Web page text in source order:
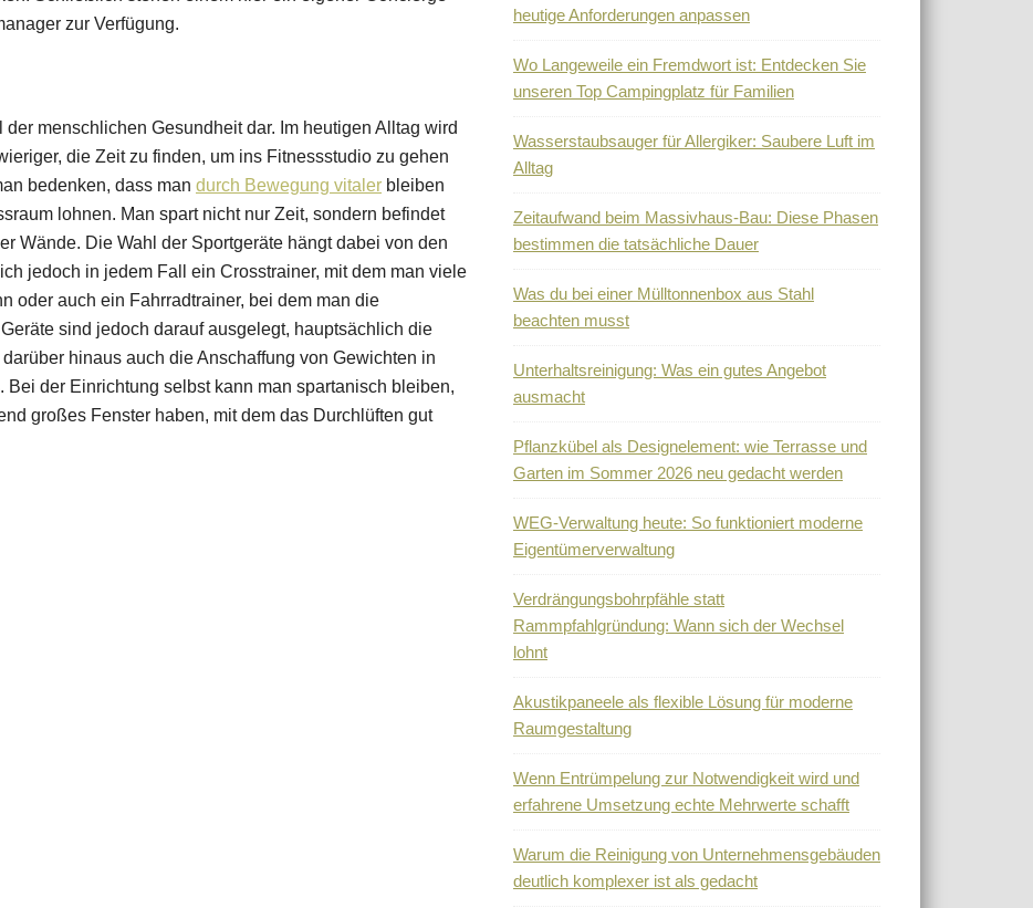
zur Verfügung.
menschlichen Gesundheit dar. Im heutigen Alltag wird
die Zeit zu finden, um ins Fitnessstudio zu gehen
bedenken, dass man durch Bewegung vitaler bleiben
lohnen. Man spart nicht nur Zeit, sondern befindet
Wände. Die Wahl der Sportgeräte hängt dabei von den
jedoch in jedem Fall ein Crosstrainer, mit dem man viele
oder auch ein Fahrradtrainer, bei dem man die
sind jedoch darauf ausgelegt, hauptsächlich die
hinaus auch die Anschaffung von Gewichten in
Bei der Einrichtung selbst kann man spartanisch bleiben,
großes Fenster haben, mit dem das Durchlüften gut
heutige Anforderungen anpassen
Wo Langeweile ein Fremdwort ist: Entdecken Sie
unseren Top Campingplatz für Familien
Wasserstaubsauger für Allergiker: Saubere Luft im
Alltag
Zeitaufwand beim Massivhaus-Bau: Diese Phasen
bestimmen die tatsächliche Dauer
Was du bei einer Mülltonnenbox aus Stahl
beachten musst
Unterhaltsreinigung: Was ein gutes Angebot
ausmacht
Pflanzkübel als Designelement: wie Terrasse und
Garten im Sommer 2026 neu gedacht werden
WEG-Verwaltung heute: So funktioniert moderne
Eigentümerverwaltung
Verdrängungsbohrpfähle statt
Rammpfahlgründung: Wann sich der Wechsel
lohnt
Akustikpaneele als flexible Lösung für moderne
Raumgestaltung
Wenn Entrümpelung zur Notwendigkeit wird und
erfahrene Umsetzung echte Mehrwerte schafft
Warum die Reinigung von Unternehmensgebäuden
deutlich komplexer ist als gedacht